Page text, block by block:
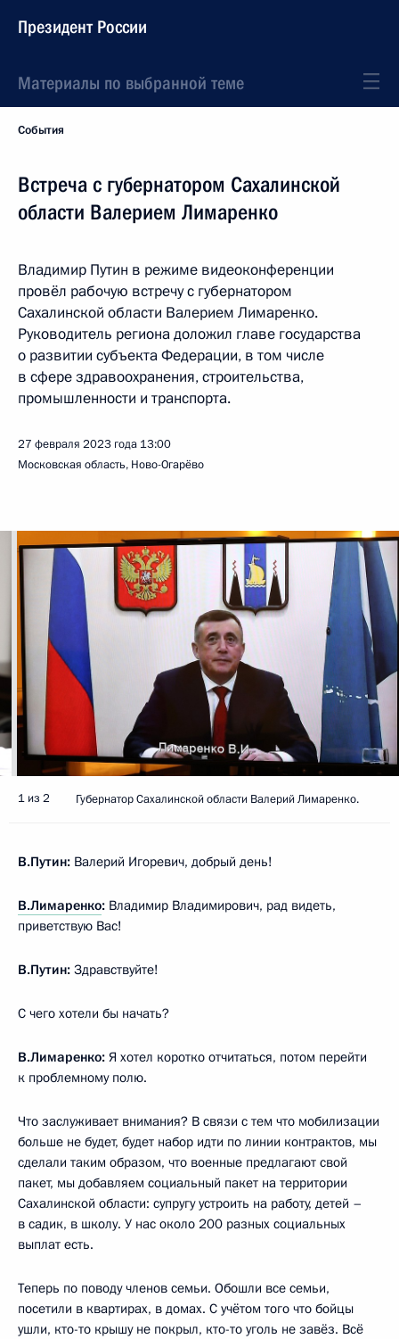
Президент России
Материалы по выбранной теме
События
Встреча с губернатором Сахалинской
области Валерием Лимаренко
Владимир Путин в режиме видеоконференции
провёл рабочую встречу с губернатором
Сахалинской области Валерием Лимаренко.
Руководитель региона доложил главе государства
о развитии субъекта Федерации, в том числе
в сфере здравоохранения, строительства,
промышленности и транспорта.
27 февраля 2023 года 13:00
Московская область, Ново-Огарёво
1 из 2 Губернатор Сахалинской области Валерий Лимаренко.
В.Путин: Валерий Игоревич, добрый день!
В.Лимаренко: Владимир Владимирович, рад видеть,
приветствую Вас!
В.Путин: Здравствуйте!
С чего хотели бы начать?
В.Лимаренко: Я хотел коротко отчитаться, потом перейти
к проблемному полю.
Что заслуживает внимания? В связи с тем что мобилизации
больше не будет, будет набор идти по линии контрактов, мы
сделали таким образом, что военные предлагают свой
пакет, мы добавляем социальный пакет на территории
Сахалинской области: супругу устроить на работу, детей –
в садик, в школу. У нас около 200 разных социальных
выплат есть.
Теперь по поводу членов семьи. Обошли все семьи,
посетили в квартирах, в домах. С учётом того что бойцы
ушли, кто-то крышу не покрыл, кто-то уголь не завёз. Всё